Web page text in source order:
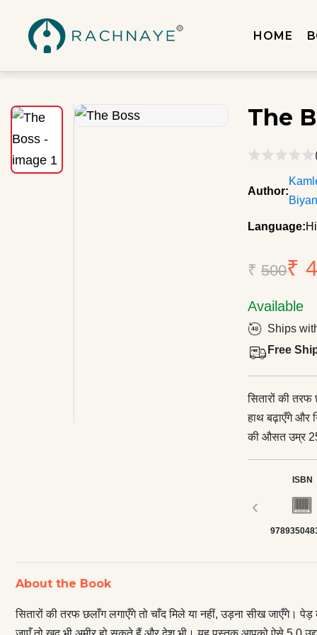
HOME
The
Author:
Language:
₹500₹
Available
Ships
Free
सितारों की
हाथ बढ़ाएँगे और
की औसत उम्र
गए हैं खुद के
वाला यह
हो गया है, पर
दोनों ही
‹
ISBN
About the Book
सितारों की तरफ छलाँग लगाएँगे तो चाँद मिले या नहीं, उड़ना सीख जाएँगे।